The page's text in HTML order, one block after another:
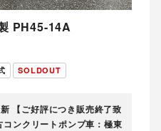
PH45-14A
SOLDOUT
【ご好評につき販売終了致
ンクリートポンプ車：極東